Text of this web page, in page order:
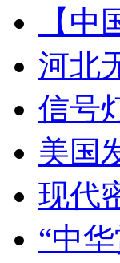
【
河北
信号
美国
现代
“中